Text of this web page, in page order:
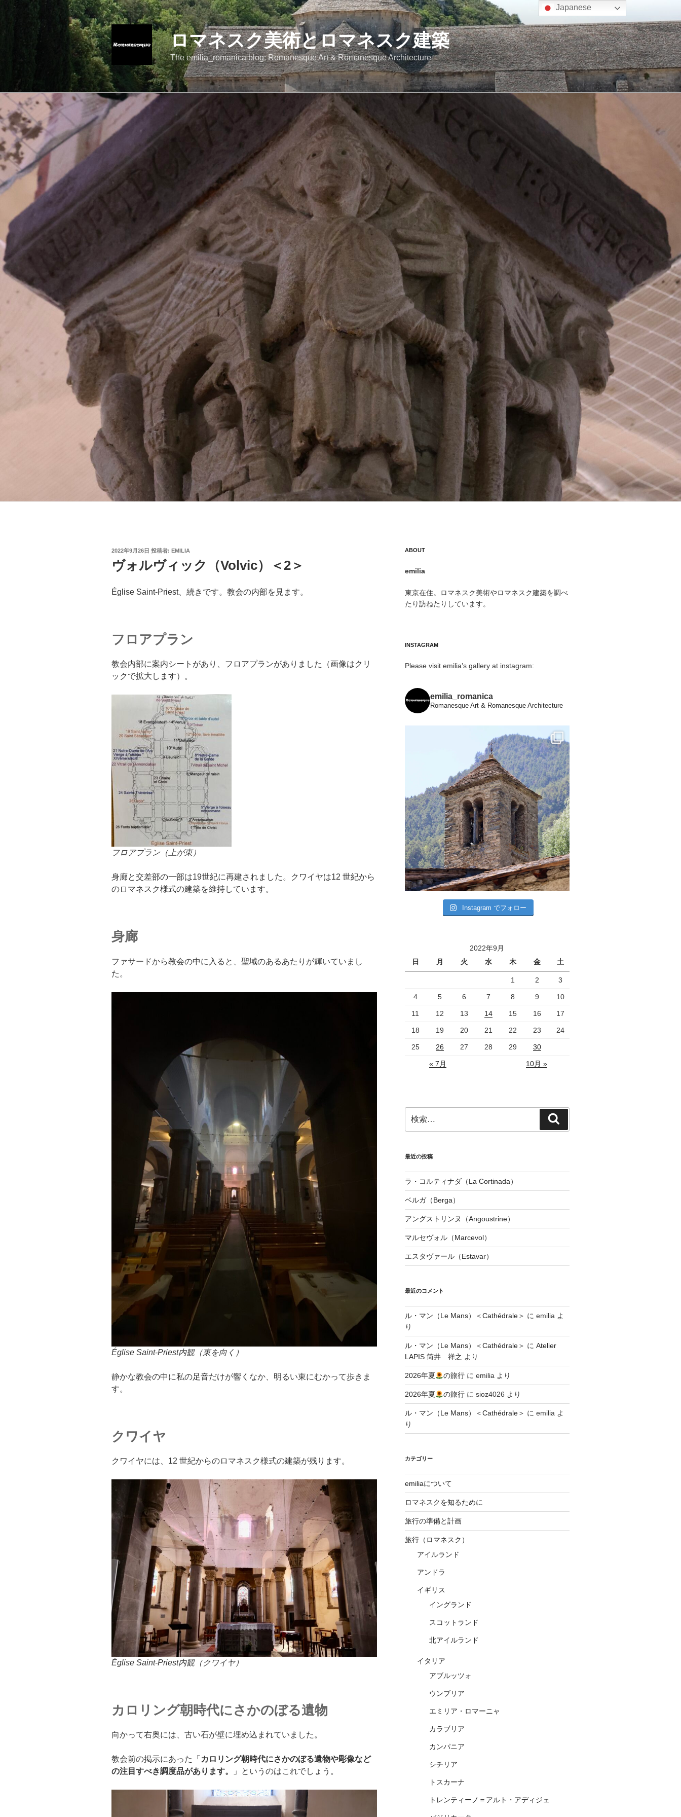
キ
プ
ロマネスク美術とロマネスク建築
The emilia_romanica blog: Romanesque Art & Romanesque Architecture
投
日:
2022年9月26日 投稿者: EMILIA
ヴォルヴィック（Volvic）＜2＞
Église Saint-Priest、続きです。教会の内部を見ます。
フロアプラン
教会内部に案内シートがあり、フロアプランがありました（画像はクリ
ックで拡大します）。
フロアプラン（上が東）
身廊と交差部の一部は19世紀に再建されました。クワイヤは12 世紀から
のロマネスク様式の建築を維持しています。
身廊
ファサードから教会の中に入ると、聖域のあるあたりが輝いていまし
た。
Église Saint-Priest内観（東を向く）
静かな教会の中に私の足音だけが響くなか、明るい東にむかって歩きま
す。
クワイヤ
クワイヤには、12 世紀からのロマネスク様式の建築が残ります。
Église Saint-Priest内観（クワイヤ）
カロリング朝時代にさかのぼる遺物
向かって右奥には、古い石が壁に埋め込まれていました。
教会前の掲示にあった「 カロリング朝時代にさかのぼる遺物や彫像など
の注目すべき調度品があります。
」というのはこれでしょう。
ABOUT
emilia
東京在住。ロマネスク美術やロマネスク建築を調べ
たり訪ねたりしています。
INSTAGRAM
Please visit emilia’s gallery at instagram:
emilia_romanica
Romanesque Art & Romanesque Architecture
Instagram でフォロー
2022年9月
日
月 火 水 木 金 土
1 2 3
4 5 6 7 8 9 10
11 12 13 14 15 16 17
18 19 20 21 22 23 24
25 26 27 28 29 30
« 7月 10月 »
索:
索
最近の投稿
ラ・コルティナダ（La Cortinada）
ベルガ（Berga）
アングストリンヌ（Angoustrine）
マルセヴォル（Marcevol）
エスタヴァール（Estavar）
最近のコメント
ル・マン（Le Mans）＜Cathédrale＞ に emiliaよ
り
ル・マン（Le Mans）＜Cathédrale＞ に Atelier
LAPIS 筒井 祥之 より
2026年夏 の旅行に emiliaより
2026年夏 の旅行に sioz4026 より
ル・マン（Le Mans）＜Cathédrale＞ に emiliaよ
り
カテゴリー
emiliaについて
ロマネスクを知るために
旅行の準備と計画
旅行（ロマネスク）
アイルランド
アンドラ
イギリス
イングランド
スコットランド
北アイルランド
イタリア
アブルッツォ
ウンブリア
エミリア・ロマーニャ
カラブリア
カンパニア
シチリア
トスカーナ
トレンティーノ＝アルト・アディジェ
Japanese